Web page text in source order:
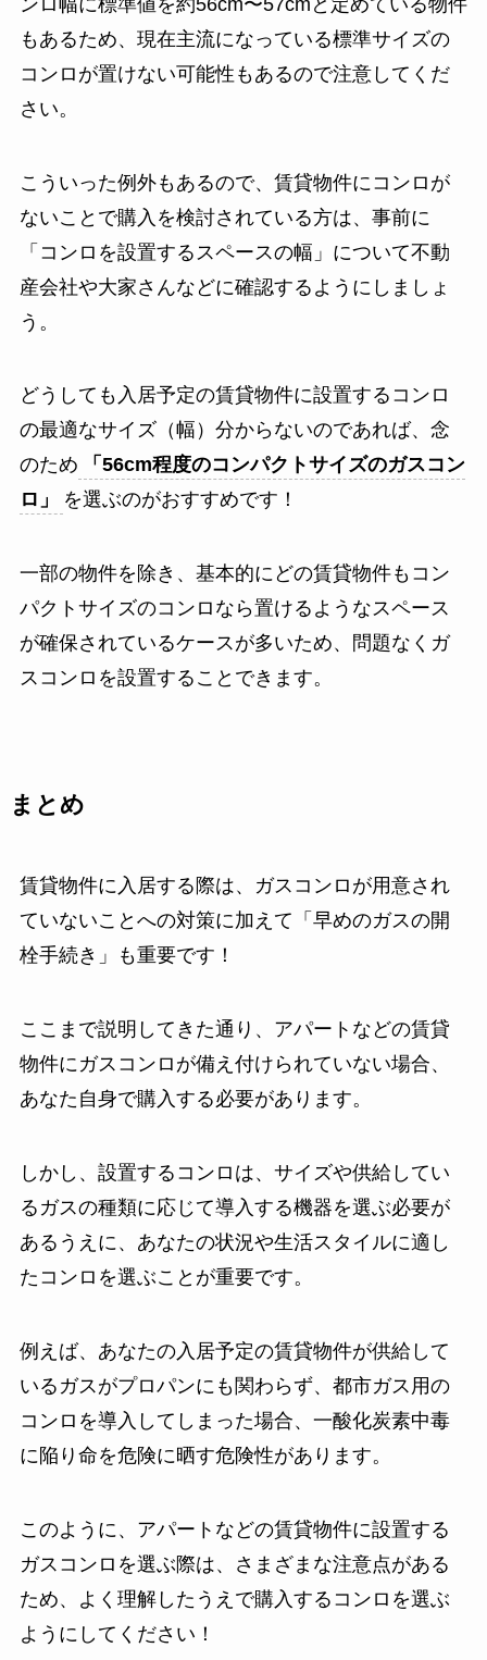
もあるため、現在主流になっている標準サイズの
コンロが置けない可能性もあるので注意してくだ
さい。
こういった例外もあるので、賃貸物件にコンロが
ないことで購入を検討されている方は、事前に
「コンロを設置するスペースの幅」について不動
産会社や大家さんなどに確認するようにしましょ
う。
どうしても入居予定の賃貸物件に設置するコンロ
の最適なサイズ（幅）分からないのであれば、念
のため
「56cm程度のコンパクトサイズのガスコン
ロ」
を選ぶのがおすすめです！
一部の物件を除き、基本的にどの賃貸物件もコン
パクトサイズのコンロなら置けるようなスペース
が確保されているケースが多いため、問題なくガ
スコンロを設置することできます。
まとめ
賃貸物件に入居する際は、ガスコンロが用意され
ていないことへの対策に加えて「早めのガスの開
栓手続き」も重要です！
ここまで説明してきた通り、アパートなどの賃貸
物件にガスコンロが備え付けられていない場合、
あなた自身で購入する必要があります。
しかし、設置するコンロは、サイズや供給してい
るガスの種類に応じて導入する機器を選ぶ必要が
あるうえに、あなたの状況や生活スタイルに適し
たコンロを選ぶことが重要です。
例えば、あなたの入居予定の賃貸物件が供給して
いるガスがプロパンにも関わらず、都市ガス用の
コンロを導入してしまった場合、一酸化炭素中毒
に陥り命を危険に晒す危険性があります。
このように、アパートなどの賃貸物件に設置する
ガスコンロを選ぶ際は、さまざまな注意点がある
ため、よく理解したうえで購入するコンロを選ぶ
ようにしてください！